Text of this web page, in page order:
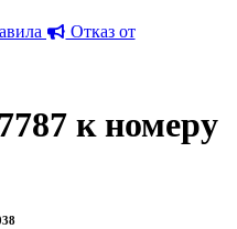
Отказ от
к номеру